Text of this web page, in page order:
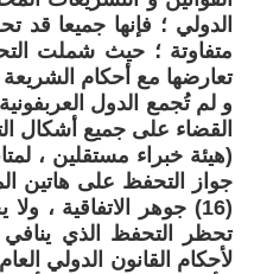
الدولي ؛ فإنها جميعا
تعارضها مع أحكام الشريعة
القضاء على جميع أشكال
تحظر التحفظ الذي ينافي